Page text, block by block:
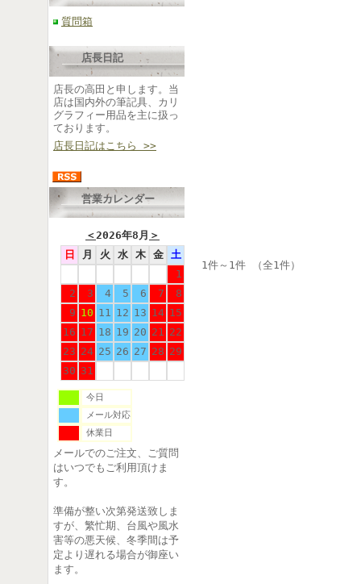
質問箱
店長日記
店長の高田と申します。当
店は国内外の筆記具、カリ
グラフィー用品を主に扱っ
ております。
店長日記はこちら >>
営業カレンダー
＜ 2026年8月 ＞
日
月 火 水 木 金
土
1
2
3 4 5 6 7
8
9 10 11 12 13 14 15
16 17 18 19 20 21
22
23 24 25 26 27 28 29
30 31
今日
メール対応
休業日
メールでのご注文、ご質問
はいつでもご利用頂けま
す。
準備が整い次第発送致しま
すが、繁忙期、台風や風水
害等の悪天候、冬季間は予
定より遅れる場合が御座い
ます。
1件～1件 （全1件）